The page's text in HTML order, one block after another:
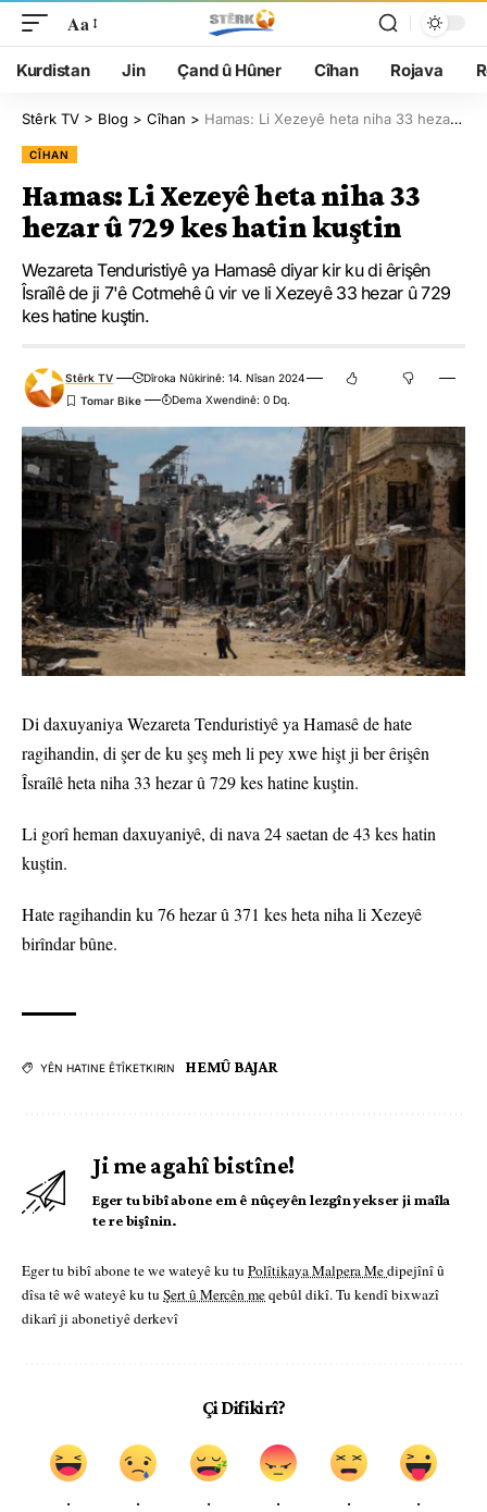
Aa
Kurdistan Jin Çand û Hûner Cîhan Rojava
Stêrk TV > Blog > Cîhan > Hamas: Li Xezeyê heta niha 33 hezar û 729 kes hatin kuştin
CÎHAN
Hamas: Li Xezeyê heta niha 33
hezar û 729 kes hatin kuştin
Wezareta Tenduristiyê ya Hamasê diyar kir ku di êrişên
Îsraîlê de ji 7'ê Cotmehê û vir ve li Xezeyê 33 hezar û 729
kes hatine kuştin.
Stêrk TV
Dîroka Nûkirinê: 14. Nîsan 2024
Dema Xwendinê: 0 Dq.
Di daxuyaniya Wezareta Tenduristiyê ya Hamasê de hate
ragihandin, di şer de ku şeş meh li pey xwe hişt ji ber êrişên
Îsraîlê heta niha 33 hezar û 729 kes hatine kuştin.
Li gorî heman daxuyaniyê, di nava 24 saetan de 43 kes hatin
kuştin.
Hate ragihandin ku 76 hezar û 371 kes heta niha li Xezeyê
birîndar bûne.
YÊN HATINE ÊTÎKETKIRIN HEMÛ BAJAR
Ji me agahî bistîne!
Eger tu bibî abone em ê nûçeyên lezgîn yekser ji maîla
te re bişînin.
Eger tu bibî abone te we wateyê ku tu Polîtikaya Malpera Medipejînî û
dîsa tê wê wateyê ku tu Şert û Mercên meqebûl dikî. Tu kendî bixwazî
dikarî ji abonetiyê derkevî
Çi Difikirî?
. . . . . .